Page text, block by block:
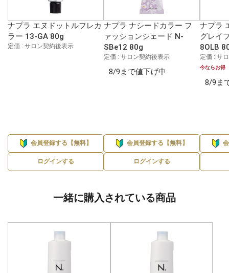
ナプラ エヌドットルフレカ
ラー 13-GA 80g
定価 : サロン契約後表示
会員登録する【無料】
ログインする
ナプラ ナシードカラー フ
ァッションシェード N-
SBe12 80g
定価 : サロン契約後表示
8/9まで値下げ中
会員登録する【無料】
ログインする
ナプラ
グレイ
8OLB
定価 : サ
今ならお得
8/9ま
一緒に購入されている商品